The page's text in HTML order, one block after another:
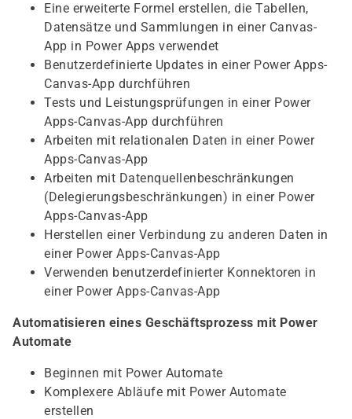
Eine erweiterte Formel erstellen, die Tabellen,
Datensätze und Sammlungen in einer Canvas-
App in Power Apps verwendet
Benutzerdefinierte Updates in einer Power Apps-
Canvas-App durchführen
Tests und Leistungsprüfungen in einer Power
Apps-Canvas-App durchführen
Arbeiten mit relationalen Daten in einer Power
Apps-Canvas-App
Arbeiten mit Datenquellenbeschränkungen
(Delegierungsbeschränkungen) in einer Power
Apps-Canvas-App
Herstellen einer Verbindung zu anderen Daten in
einer Power Apps-Canvas-App
Verwenden benutzerdefinierter Konnektoren in
einer Power Apps-Canvas-App
Automatisieren eines Geschäftsprozess mit Power
Automate
Beginnen mit Power Automate
Komplexere Abläufe mit Power Automate
erstellen